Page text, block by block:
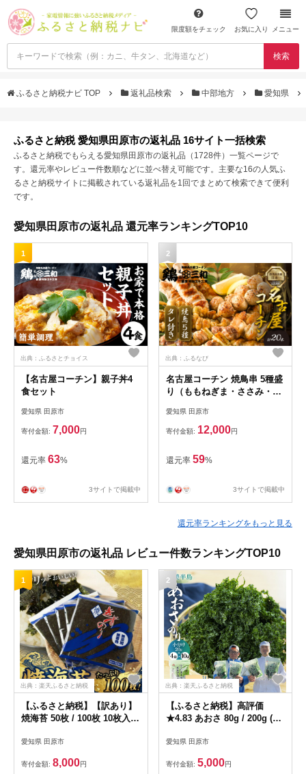
限度額をチェック お気に入り メニュー
検索
ふるさと納税ナビ TOP 返礼品検索 中部地方 愛知県
ふるさと納税 愛知県田原市の返礼品 16サイト一括検索
ふるさと納税でもらえる愛知県田原市の返礼品（1728件）一覧ページで
す。還元率やレビュー件数順などに並べ替え可能です。主要な16の人気ふ
るさと納税サイトに掲載されている返礼品を1回でまとめて検索できて便利
です。
愛知県田原市の返礼品 還元率ランキングTOP10
1
出典：ふるさとチョイス
【名古屋コーチン】親子丼4
食セット
愛知県 田原市
寄付金額: 7,000円
還元率 63%
3サイトで掲載中
2
出典：ふるなび
名古屋コーチン 焼鳥串 5種盛
り（ももねぎま・ささみ・ぼ
たれ付き
愛知県 田原市
寄付金額: 12,000円
還元率 59%
3サイトで掲載中
還元率ランキングをもっと見る
愛知県田原市の返礼品 レビュー件数ランキングTOP10
1
出典：楽天ふるさと納税
【ふるさと納税】【訳あり】
焼海苔 50枚 / 100枚 10枚入り
定期便 焼き海苔 海苔 きずの
簡易包装 おにぎり 朝食 のり
愛知県 田原市
寄付金額: 8,000円
2
出典：楽天ふるさと納税
【ふるさと納税】高評価
★4.83 あおさ 80g / 200g (小
ク袋 三河湾産 「はじめまし
さ海苔 海苔 味噌汁 海藻類 ア
愛知県 田原市
寄付金額: 5,000円